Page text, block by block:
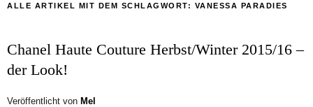
ALLE ARTIKEL MIT DEM SCHLAGWORT: VANESSA PARADIES
Chanel Haute Couture Herbst/Winter 2015/16 –
der Look!
Veröffentlicht von Mel